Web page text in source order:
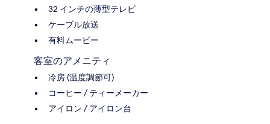
32 インチの薄型テレビ
ケーブル放送
有料ムービー
客室のアメニティ
冷房 (温度調節可)
コーヒー / ティーメーカー
アイロン / アイロン台